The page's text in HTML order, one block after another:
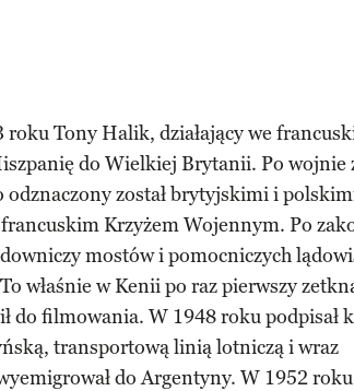
roku Tony Halik, działający we
do Wielkiej Brytanii. Po wojnie
odznaczony został brytyjskimi i
Krzyżem Wojennym. Po
mostów i pomocniczych
właśnie w Kenii po raz pierwszy
do filmowania. W 1948 roku podpisał
transportową linią lotniczą i wraz
do Argentyny. W 1952